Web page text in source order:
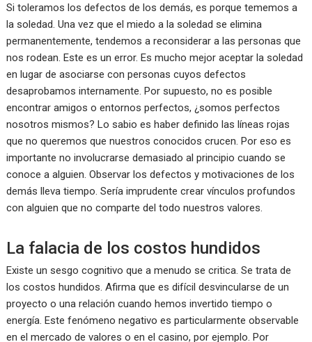
Si toleramos los defectos de los demás, es porque tememos a
la soledad. Una vez que el miedo a la soledad se elimina
permanentemente, tendemos a reconsiderar a las personas que
nos rodean. Este es un error. Es mucho mejor aceptar la soledad
en lugar de asociarse con personas cuyos defectos
desaprobamos internamente. Por supuesto, no es posible
encontrar amigos o entornos perfectos, ¿somos perfectos
nosotros mismos? Lo sabio es haber definido las líneas rojas
que no queremos que nuestros conocidos crucen. Por eso es
importante no involucrarse demasiado al principio cuando se
conoce a alguien. Observar los defectos y motivaciones de los
demás lleva tiempo. Sería imprudente crear vínculos profundos
con alguien que no comparte del todo nuestros valores.
La falacia de los costos hundidos
Existe un sesgo cognitivo que a menudo se critica. Se trata de
los costos hundidos. Afirma que es difícil desvincularse de un
proyecto o una relación cuando hemos invertido tiempo o
energía. Este fenómeno negativo es particularmente observable
en el mercado de valores o en el casino, por ejemplo. Por